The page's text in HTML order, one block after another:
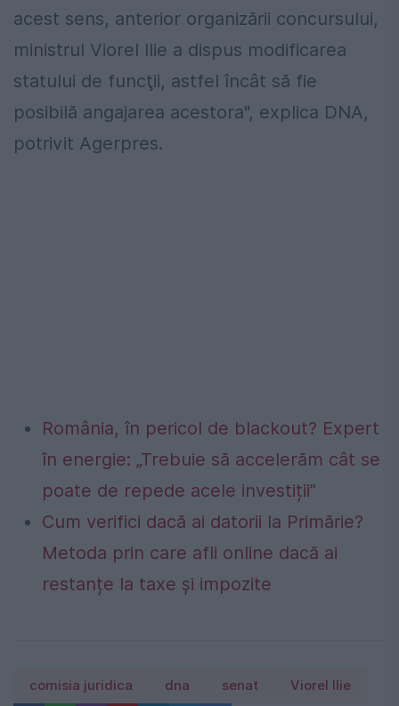
acest sens, anterior organizării concursului,
ministrul Viorel Ilie a dispus modificarea
statului de funcţii, astfel încât să fie
posibilă angajarea acestora", explica DNA,
potrivit Agerpres.
România, în pericol de blackout? Expert
în energie: „Trebuie să accelerăm cât se
poate de repede acele investiții”
Cum verifici dacă ai datorii la Primărie?
Metoda prin care afli online dacă ai
restanțe la taxe și impozite
comisia juridica dna senat Viorel Ilie